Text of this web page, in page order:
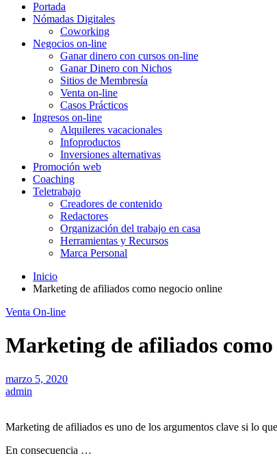
Portada
Nómadas Digitales
Coworking
Negocios on-line
Ganar dinero con cursos on-line
Ganar Dinero con Nichos
Sitios de Membresía
Venta on-line
Casos Prácticos
Ingresos on-line
Alquileres vacacionales
Infoproductos
Inversiones alternativas
Promoción web
Coaching
Teletrabajo
Creadores de contenido
Redactores
Organización del trabajo en casa
Herramientas y Recursos
Marca Personal
Inicio
Marketing de afiliados como negocio online
Venta On-line
Marketing de afiliados
marzo 5, 2020
admin
Marketing de afiliados es uno de los argumentos clave si lo
En consecuencia …